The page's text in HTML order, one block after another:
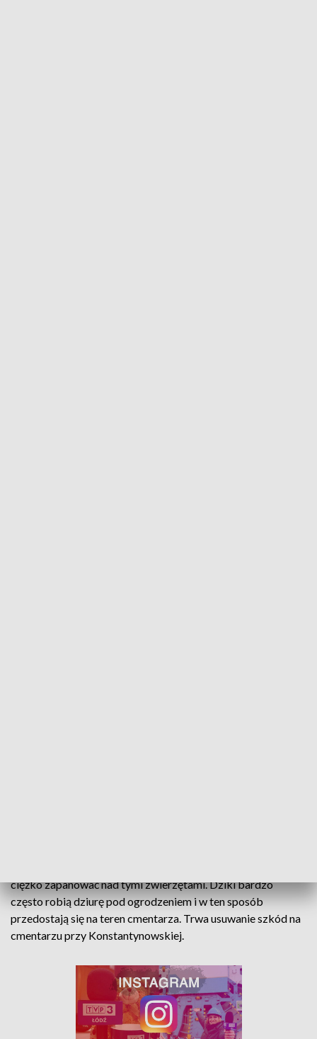
ciężko zapanować nad tymi zwierzętami. Dziki bardzo
często robią dziurę pod ogrodzeniem i w ten sposób
przedostają się na teren cmentarza. Trwa usuwanie szkód na
cmentarzu przy Konstantynowskiej.